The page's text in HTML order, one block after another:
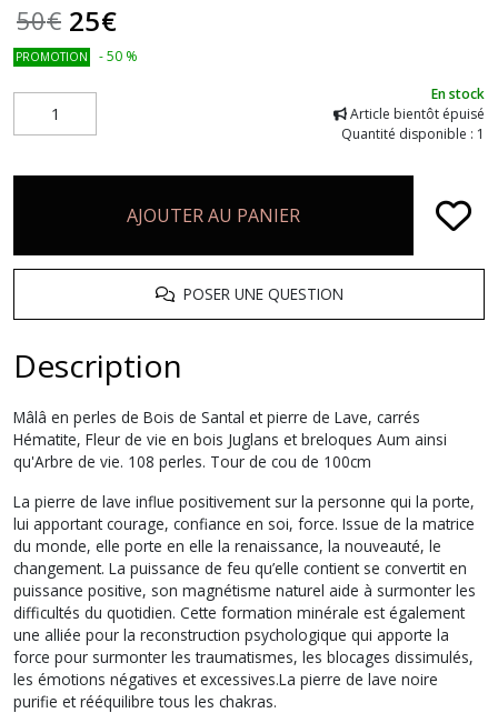
50€ 25€
PROMOTION -50 %
En stock
Article bientôt épuisé
Quantité disponible : 1
AJOUTER AU PANIER
POSER UNE QUESTION
Description
Mâlâ en perles de Bois de Santal et pierre de Lave, carrés
Hématite, Fleur de vie en bois Juglans et breloques Aum ainsi
qu'Arbre de vie. 108 perles. Tour de cou de 100cm
La pierre de lave influe positivement sur la personne qui la porte,
lui apportant courage, confiance en soi, force. Issue de la matrice
du monde, elle porte en elle la renaissance, la nouveauté, le
changement. La puissance de feu qu’elle contient se convertit en
puissance positive, son magnétisme naturel aide à surmonter les
difficultés du quotidien. Cette formation minérale est également
une alliée pour la reconstruction psychologique qui apporte la
force pour surmonter les traumatismes, les blocages dissimulés,
les émotions négatives et excessives.La pierre de lave noire
purifie et rééquilibre tous les chakras.